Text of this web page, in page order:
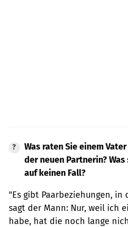
Was raten Sie einem
der neuen Partnerin?
auf keinen Fall?
"Es gibt Paarbeziehungen, in
sagt der Mann: Nur, weil ich
habe, hat die noch lange